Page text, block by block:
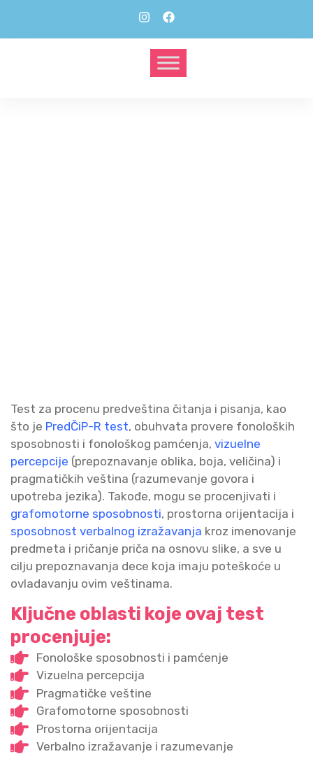
Test za procenu predveština čitanja i pisanja, kao
što je PredČiP-R test, obuhvata provere fonoloških
sposobnosti i fonološkog pamćenja, vizuelne
percepcije (prepoznavanje oblika, boja, veličina) i
pragmatičkih veština (razumevanje govora i
upotreba jezika). Takođe, mogu se procenjivati i
grafomotorne sposobnosti, prostorna orijentacija i
sposobnost verbalnog izražavanja kroz imenovanje
predmeta i pričanje priča na osnovu slike, a sve u
cilju prepoznavanja dece koja imaju poteškoće u
ovladavanju ovim veštinama.
Ključne oblasti koje ovaj test
procenjuje:
Fonološke sposobnosti i pamćenje
Vizuelna percepcija
Pragmatičke veštine
Grafomotorne sposobnosti
Prostorna orijentacija
Verbalno izražavanje i razumevanje